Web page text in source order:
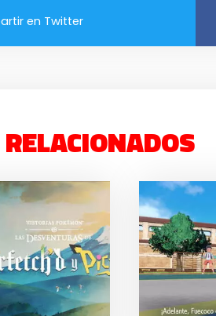
en Twitter
RELACIONADOS